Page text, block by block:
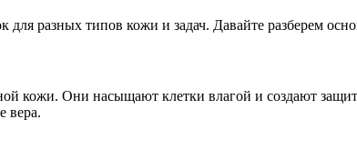
для разных типов кожи и задач. Давайте разберем
кожи. Они насыщают клетки влагой и создают
вера.